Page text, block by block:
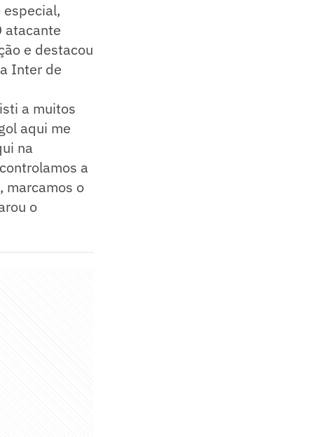
especial,
atacante
e destacou
Inter de
a muitos
aqui me
na
a
marcamos o
o